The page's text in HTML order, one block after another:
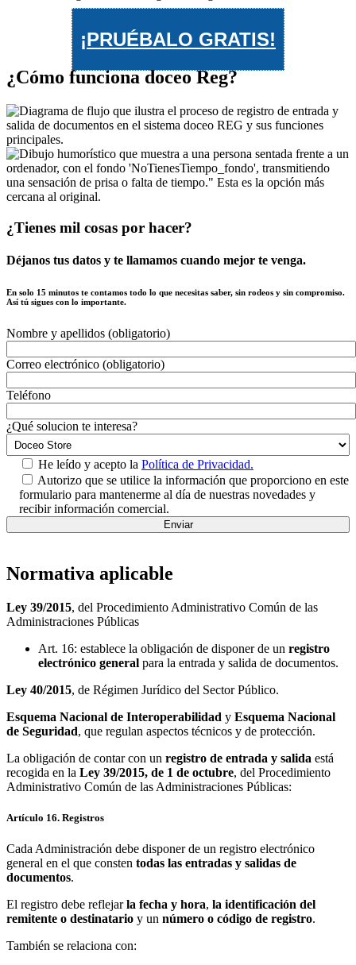
¡PRUÉBALO GRATIS!
¿Cómo funciona doceo Reg?
¿Tienes mil cosas por hacer?
Déjanos tus datos y te llamamos cuando mejor te venga.
En solo 15 minutos te contamos todo lo que necesitas saber, sin rodeos y sin compromiso.
Así tú sigues con lo importante.
Nombre y apellidos (obligatorio)
Correo electrónico (obligatorio)
Teléfono
¿Qué solucion te interesa?
He leído y acepto la Política de Privacidad.
Autorizo que se utilice la información que proporciono en este
formulario para mantenerme al día de nuestras novedades y
recibir información comercial.
Normativa aplicable
Ley 39/2015, del Procedimiento Administrativo Común de las
Administraciones Públicas
Art. 16: establece la obligación de disponer de un registro
electrónico general para la entrada y salida de documentos.
Ley 40/2015, de Régimen Jurídico del Sector Público.
Esquema Nacional de Interoperabilidad y Esquema Nacional
de Seguridad, que regulan aspectos técnicos y de protección.
La obligación de contar con un registro de entrada y salida está
recogida en la Ley 39/2015, de 1 de octubre, del Procedimiento
Administrativo Común de las Administraciones Públicas:
Artículo 16. Registros
Cada Administración debe disponer de un registro electrónico
general en el que consten todas las entradas y salidas de
documentos.
El registro debe reflejarla fecha y hora, la identificación del
remitente o destinatario y un número o código de registro.
También se relaciona con: